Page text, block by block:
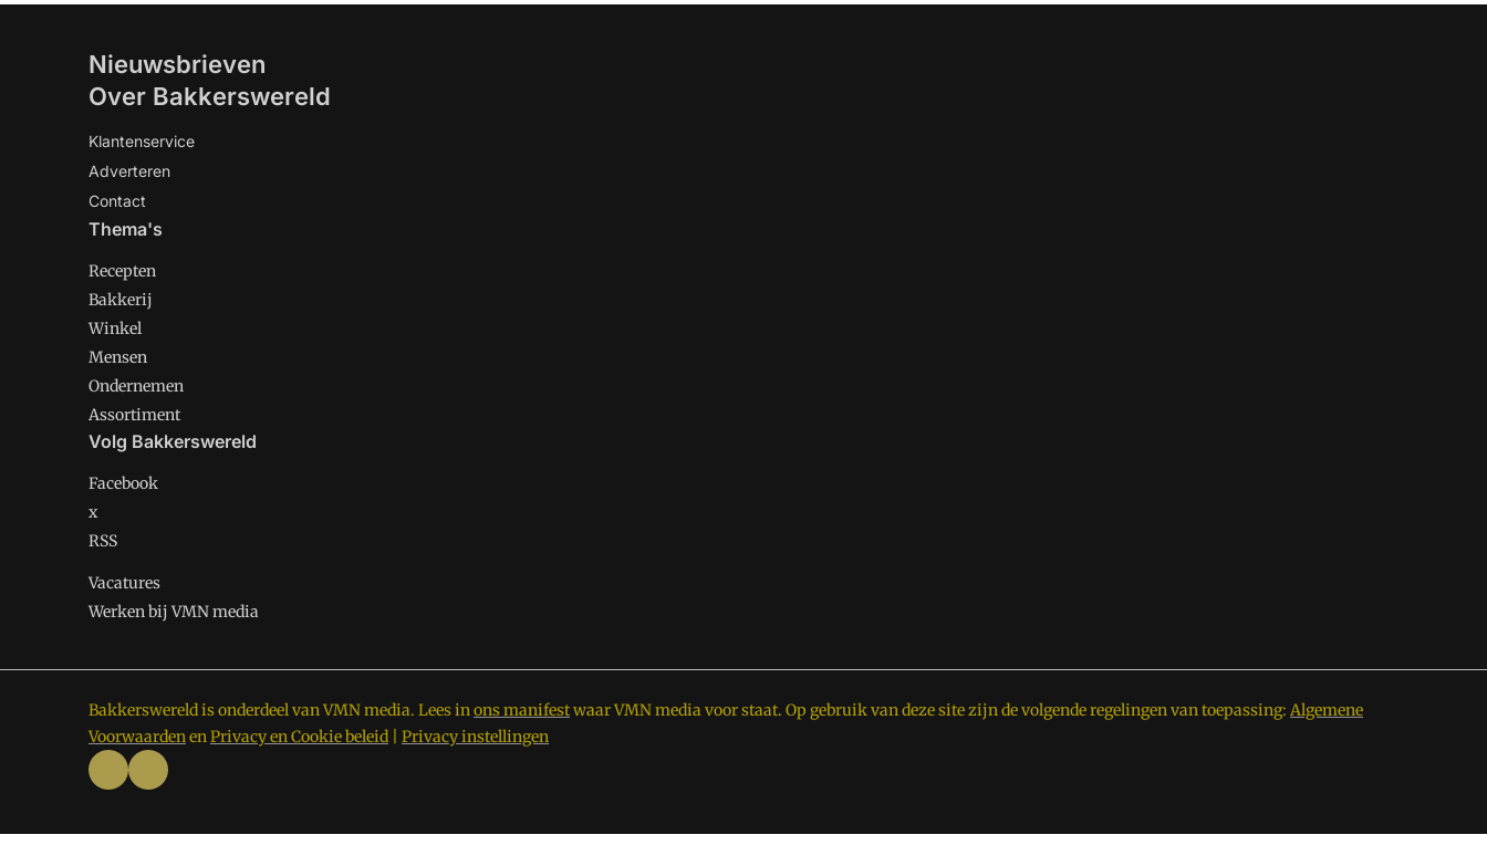
Nieuwsbrieven
Over Bakkerswereld
Klantenservice
Adverteren
Contact
Thema's
Recepten
Bakkerij
Winkel
Mensen
Ondernemen
Assortiment
Volg Bakkerswereld
Facebook
x
RSS
Vacatures
Werken bij VMN media
Bakkerswereld is onderdeel van VMN media. Lees inons manifestwaar VMN media voor staat. Op gebruik van deze site zijn de volgende regelingen van toepassing: Algemene
VoorwaardenenPrivacy en Cookie beleid Privacy instellingen